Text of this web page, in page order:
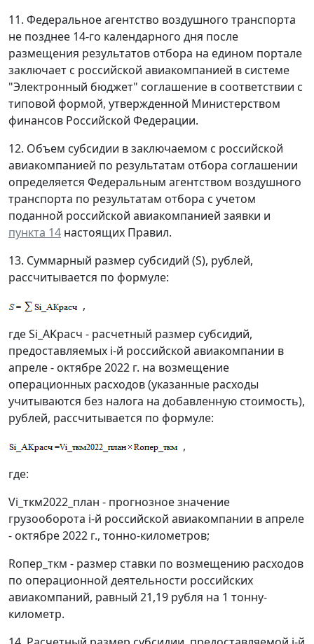
11. Федеральное агентство воздушного транспорта
не позднее 14-го календарного дня после
размещения результатов отбора на едином портале
заключает с российской авиакомпанией в системе
"Электронный бюджет" соглашение в соответствии с
типовой формой, утвержденной Министерством
финансов Российской Федерации.
12. Объем субсидии в заключаемом с российской
авиакомпанией по результатам отбора соглашении
определяется Федеральным агентством воздушного
транспорта по результатам отбора с учетом
поданной российской авиакомпанией заявки и
пункта 14 настоящих Правил.
13. Суммарный размер субсидий (S), рублей,
рассчитывается по формуле:
,
где Si_AKpacч - расчетный размер субсидий,
предоставляемых i-й российской авиакомпании в
апреле - октябре 2022 г. на возмещение
операционных расходов (указанные расходы
учитываются без налога на добавленную стоимость),
рублей, рассчитывается по формуле:
,
где:
Vi_ткм2022_план - прогнозное значение
грузооборота i-й российской авиакомпании в апреле
- октябре 2022 г., тонно-километров;
Rопер_ткм - размер ставки по возмещению расходов
по операционной деятельности российских
авиакомпаний, равный 21,19 рубля на 1 тонну-
километр.